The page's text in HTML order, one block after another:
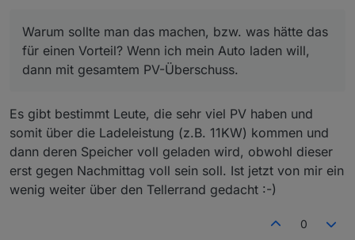
Warum sollte man das machen, bzw. was hätte das
für einen Vorteil? Wenn ich mein Auto laden will,
dann mit gesamtem PV-Überschuss.
Es gibt bestimmt Leute, die sehr viel PV haben und
somit über die Ladeleistung (z.B. 11KW) kommen und
dann deren Speicher voll geladen wird, obwohl dieser
erst gegen Nachmittag voll sein soll. Ist jetzt von mir ein
wenig weiter über den Tellerrand gedacht :-)
0